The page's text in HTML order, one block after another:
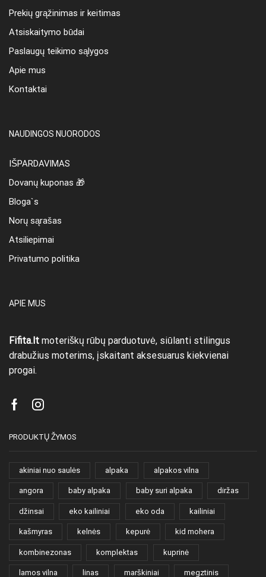
Prekių grąžinimas ir keitimas
Atsiskaitymo būdai
Paslaugų teikimo sąlygos
Apie mus
Kontaktai
NAUDINGOS NUORODOS
IŠPARDAVIMAS
Dovanų kuponas 🎁
Bloga`s
Norų sąrašas
Atsiliepimai
Privatumo politika
APIE MUS
Fifita.lt moteriškų rūbų parduotuvė, siūlanti stilingus
drabužius moterims, įskaitant aksesuarus kiekvienai
progai.
FacebookInstagram
PRODUKTŲ ŽYMOS
akiniai nuo saulės alpaka alpakos vilna
angora baby alpaka baby suri alpaka diržas
džinsai eko kailiniai eko oda kailiniai
kašmyras kelnės kepurė kid mohera
kombinezonas komplektas kuprinė
lamos vilna linas marškiniai megztinis